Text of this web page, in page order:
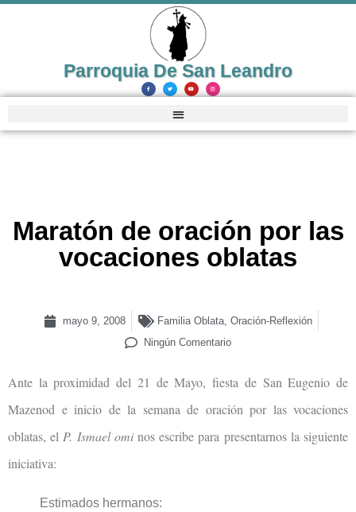
Parroquia De San Leandro
Maratón de oración por las
vocaciones oblatas
mayo 9, 2008 Familia Oblata, Oración-Reflexión
Ningún Comentario
Ante la proximidad del 21 de Mayo, fiesta de San Eugenio de
Mazenod e inicio de la semana de oración por las vocaciones
oblatas, elP. Ismael ominos escribe para presentarnos la siguiente
iniciativa:
Estimados hermanos: